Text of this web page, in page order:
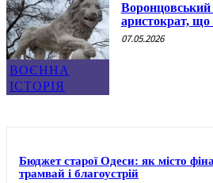
ВОЄННА
ІСТОРІЯ
Воронцовський
аристократ, що
07.05.2026
Бюджет старої Одеси: як місто
трамвай і благоустрій